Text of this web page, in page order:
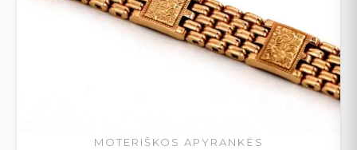
MOTERIŠKOS APYRANKĖS